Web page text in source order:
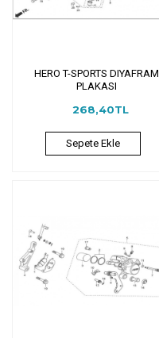
HERO T-SPORTS DIYAFRAM
PLAKASI
268,40TL
Sepete Ekle